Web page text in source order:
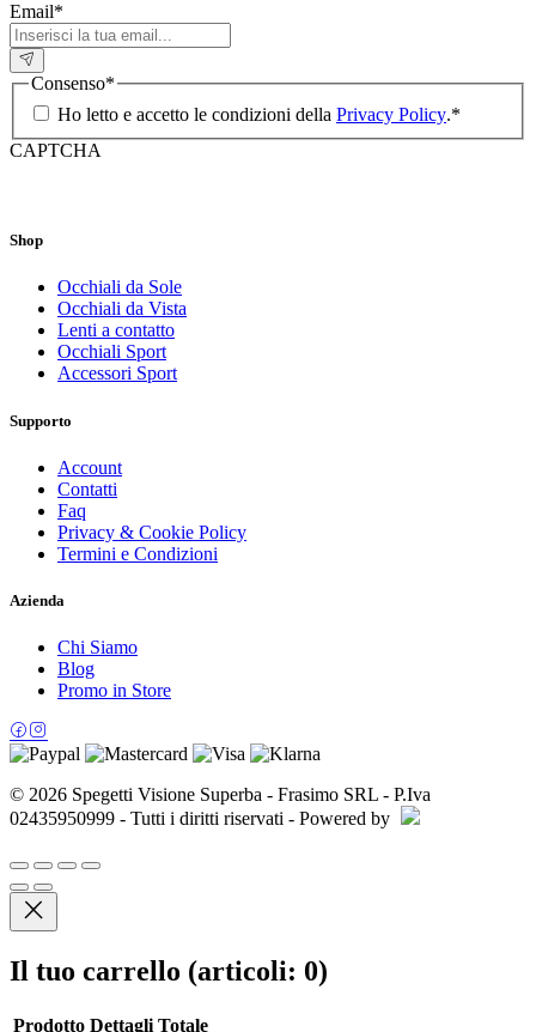
Email*
Consenso*
Ho letto e accetto le condizioni della Privacy Policy.*
CAPTCHA
Shop
Occhiali da Sole
Occhiali da Vista
Lenti a contatto
Occhiali Sport
Accessori Sport
Supporto
Account
Contatti
Faq
Privacy & Cookie Policy
Termini e Condizioni
Azienda
Chi Siamo
Blog
Promo in Store
© 2026 Spegetti Visione Superba - Frasimo SRL - P.Iva
02435950999 - Tutti i diritti riservati - Powered by
Il tuo carrello (articoli: 0)
Prodotto Dettagli Totale